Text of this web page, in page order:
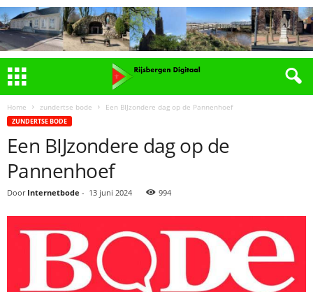
Home zundertse bode Een BIJzondere dag op de Pannenhoef
ZUNDERTSE BODE
Een BIJzondere dag op de
Pannenhoef
Door Internetbode - 13 juni 2024 994